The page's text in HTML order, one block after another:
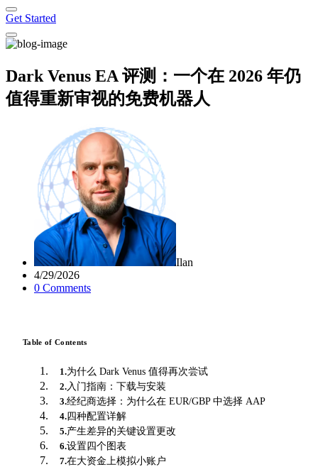
Get Started
Dark Venus EA 评测：一个在 2026 年仍
值得重新审视的免费机器人
Ilan
4/29/2026
0 Comments
Table of Contents
1.为什么 Dark Venus 值得再次尝试
2. 入门指南：下载与安装
3.经纪商选择：为什么在 EUR/GBP 中选择 AAP
4.四种配置详解
5.产生差异的关键设置更改
6.设置四个图表
7.在大资金上模拟小账户